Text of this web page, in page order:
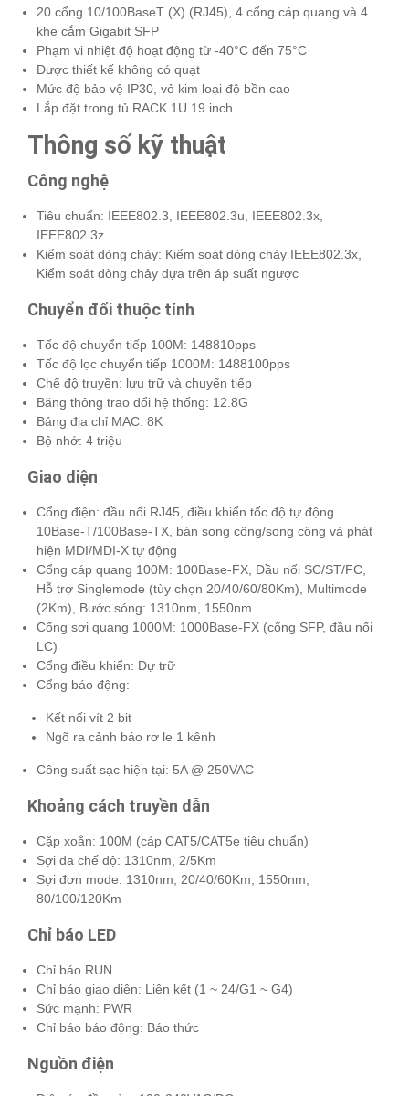
20 cổng 10/100BaseT (X) (RJ45), 4 cổng cáp quang và 4
khe cắm Gigabit SFP
Phạm vi nhiệt độ hoạt động từ -40°C đến 75°C
Được thiết kế không có quạt
Mức độ bảo vệ IP30, vỏ kim loại độ bền cao
Lắp đặt trong tủ RACK 1U 19 inch
Thông số kỹ thuật
Công nghệ
Tiêu chuẩn: IEEE802.3, IEEE802.3u, IEEE802.3x,
IEEE802.3z
Kiểm soát dòng chảy: Kiểm soát dòng chảy IEEE802.3x,
Kiểm soát dòng chảy dựa trên áp suất ngược
Chuyển đổi thuộc tính
Tốc độ chuyển tiếp 100M: 148810pps
Tốc độ lọc chuyển tiếp 1000M: 1488100pps
Chế độ truyền: lưu trữ và chuyển tiếp
Băng thông trao đổi hệ thống: 12.8G
Bảng địa chỉ MAC: 8K
Bộ nhớ: 4 triệu
Giao diện
Cổng điện: đầu nối RJ45, điều khiển tốc độ tự động
10Base-T/100Base-TX, bán song công/song công và phát
hiện MDI/MDI-X tự động
Cổng cáp quang 100M: 100Base-FX, Đầu nối SC/ST/FC,
Hỗ trợ Singlemode (tùy chọn 20/40/60/80Km), Multimode
(2Km), Bước sóng: 1310nm, 1550nm
Cổng sợi quang 1000M: 1000Base-FX (cổng SFP, đầu nối
LC)
Cổng điều khiển: Dự trữ
Cổng báo động:
Kết nối vít 2 bit
Ngõ ra cảnh báo rơ le 1 kênh
Công suất sạc hiện tại: 5A @ 250VAC
Khoảng cách truyền dẫn
Cặp xoắn: 100M (cáp CAT5/CAT5e tiêu chuẩn)
Sợi đa chế độ: 1310nm, 2/5Km
Sợi đơn mode: 1310nm, 20/40/60Km; 1550nm,
80/100/120Km
Chỉ báo LED
Chỉ báo RUN
Chỉ báo giao diện: Liên kết (1 ~ 24/G1 ~ G4)
Sức mạnh: PWR
Chỉ báo báo động: Báo thức
Nguồn điện